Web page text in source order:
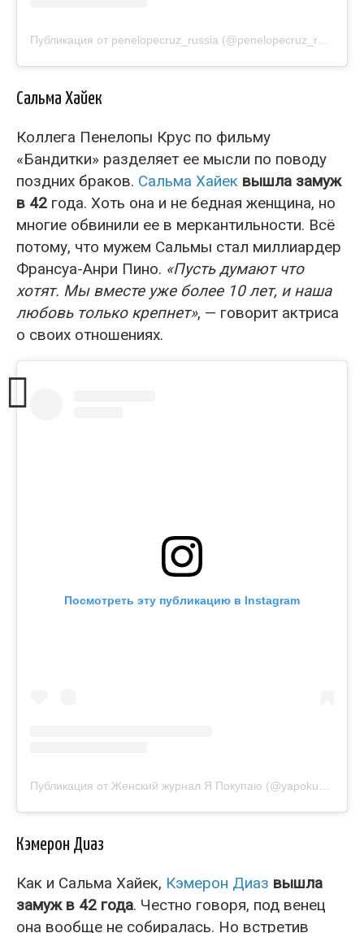
Сальма Хайек
Коллега Пенелопы Крус по фильму
«Бандитки» разделяет ее мысли по поводу
поздних браков. Сальма Хайек вышла замуж
в 42 года. Хоть она и не бедная женщина, но
многие обвинили ее в меркантильности. Всё
потому, что мужем Сальмы стал миллиардер
Франсуа-Анри Пино. «Пусть думают что
хотят. Мы вместе уже более 10 лет, и наша
любовь только крепнет», — говорит актриса
о своих отношениях.
Посмотреть эту публикацию в Instagram
Кэмерон Диаз
Как и Сальма Хайек, Кэмерон Диаз вышла
замуж в 42 года. Честно говоря, под венец
она вообще не собиралась. Но встретив